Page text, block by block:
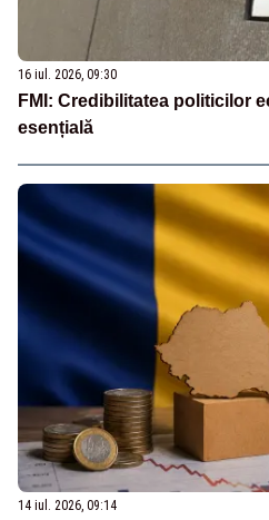
16 iul. 2026, 09:30
FMI: Credibilitatea politicilor
esențială
14 iul. 2026, 09:14